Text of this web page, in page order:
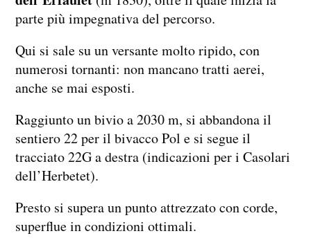
parte più impegnativa del percorso.
Qui si sale su un versante molto ripido, con
numerosi tornanti: non mancano tratti aerei,
anche se mai esposti.
Raggiunto un bivio a 2030 m, si abbandona il
sentiero 22 per il bivacco Pol e si segue il
tracciato 22G a destra (indicazioni per i Casolari
dell’Herbetet).
Presto si supera un punto attrezzato con corde,
superflue in condizioni ottimali.